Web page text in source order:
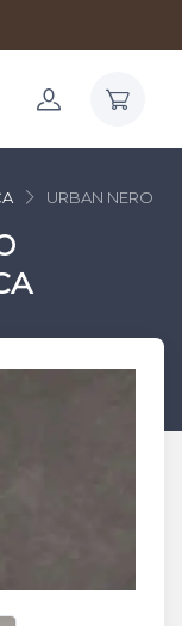
URBAN NERO